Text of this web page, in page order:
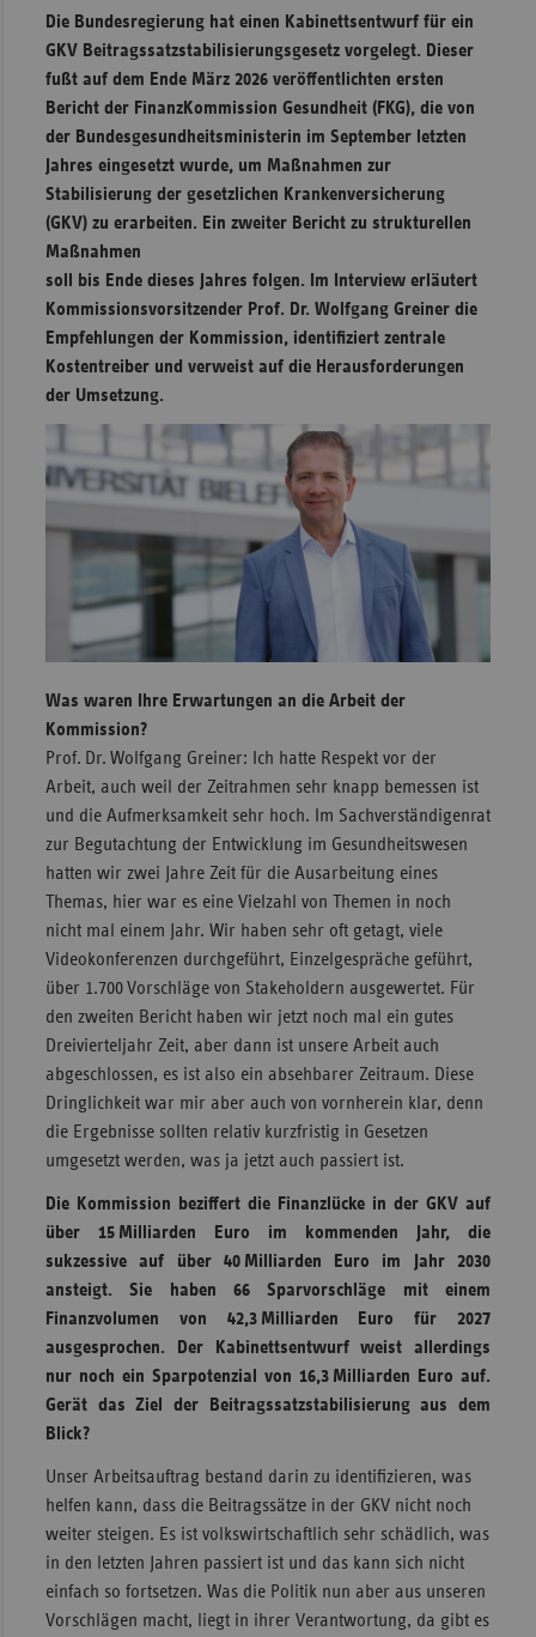
teilen
Die Bundesregierung hat einen Kabinettsentwurf für ein
GKV­ Beitragssatzstabilisierungsgesetz vorgelegt. Dieser
fußt auf dem Ende März 2026 veröffentlichten ersten
Bericht der FinanzKommission Gesundheit (FKG), die von
der Bundes­gesundheitsministerin im September letzten
Jahres eingesetzt wurde, um Maßnahmen zur
Stabilisierung der gesetzlichen Krankenversicherung
(GKV) zu erarbeiten. Ein zweiter Bericht zu strukturellen
Maßnahmen
soll bis Ende dieses Jahres folgen. Im Interview erläutert
Kommissions­vorsitzender Prof. Dr. Wolfgang Greiner die
Empfehlungen der Kommission, identifiziert zentrale
Kostentreiber und verweist auf die Herausforderungen
der Umsetzung.
Was waren Ihre Erwartungen an die Arbeit der
Kommission?
Prof. Dr. Wolfgang Greiner: Ich hatte Respekt vor der
Arbeit, auch weil der Zeitrahmen sehr knapp bemessen ist
und die Aufmerksamkeit sehr hoch. Im Sachverständigenrat
zur Begutachtung der Entwicklung im Gesundheitswesen
hatten wir zwei Jahre Zeit für die Ausarbeitung eines
Themas, hier war es eine Vielzahl von Themen in noch
nicht mal einem Jahr. Wir haben sehr oft getagt, viele
Videokonferenzen durchgeführt, Einzelgespräche geführt,
über 1.700 Vorschläge von Stakeholdern ausgewertet. Für
den zweiten Bericht haben wir jetzt noch mal ein gutes
Dreivierteljahr Zeit, aber dann ist unsere Arbeit auch
abgeschlossen, es ist also ein absehbarer Zeitraum. Diese
Dringlichkeit war mir aber auch von vornherein klar, denn
die Ergebnisse sollten relativ kurzfristig in Gesetzen
umgesetzt werden, was ja jetzt auch passiert ist.
Die Kommission beziffert die Finanzlücke in der GKV auf
über 15 Milliarden Euro im kommenden Jahr, die
sukzessive auf über 40 Milliarden Euro im Jahr 2030
ansteigt. Sie haben 66 Sparvorschläge mit einem
Finanzvolumen von 42,3 Milliarden Euro für 2027
ausgesprochen. Der Kabinettsentwurf weist allerdings
nur noch ein Sparpotenzial von 16,3 Milliarden Euro auf.
Gerät das Ziel der Beitragssatzstabilisierung aus dem
Blick?
Unser Arbeitsauftrag bestand darin zu identifizieren, was
helfen kann, dass die Beitragssätze in der GKV nicht noch
weiter steigen. Es ist volkswirtschaftlich sehr schädlich, was
in den letzten Jahren passiert ist und das kann sich nicht
einfach so fortsetzen. Was die Politik nun aber aus unseren
Vorschlägen macht, liegt in ihrer Verantwortung, da gibt es